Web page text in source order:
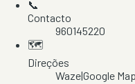
📞
Contacto
960145220
🗺️
Direções
Waze|Google